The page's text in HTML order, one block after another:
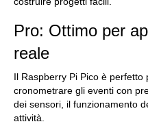
Pro: Ottimo per
reale
Il Raspberry Pi Pico è
cronometrare gli eventi con
dei sensori, il funzionamento
attività.